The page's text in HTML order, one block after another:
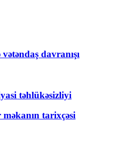
davranışı
təhlükəsizliyi
tarixçəsi